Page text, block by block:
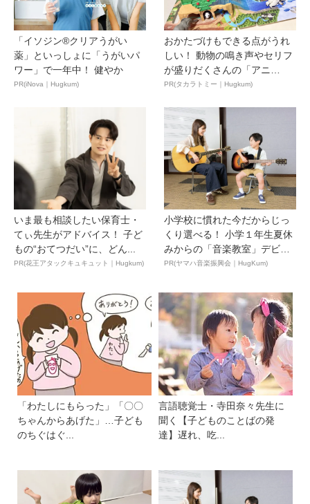
「イソジン®クリアうがい
薬」といっしょに「うがいパ
ワー」で一年中！ 健やか
PR(iNova｜Hugkum)
おかたづけもできる点がうれ
しい！ 動物の鳴き声やセリフ
が盛りだくさんの「アニ
ア ...
PR(タカラトミー｜Hugkum)
いま最も相談したい保育士・
てぃ先生がアドバイス！ 子ど
もの“おてつだい”に、どん...
PR(花王アタックキュキュット｜Hugkum)
小学校に慣れた今だからじっ
くり選べる！ 小学１年生夏休
みからの「音楽教室」デビ
ュ...
PR(ヤマハ音楽振興会｜HugKum)
「わたしにもらった」「〇〇
ちゃんからあげた」…子ども
のちぐはぐ...
言語聴覚士・寺田奈々先生に
聞く【子どものことばの発
達】遅れ、吃...